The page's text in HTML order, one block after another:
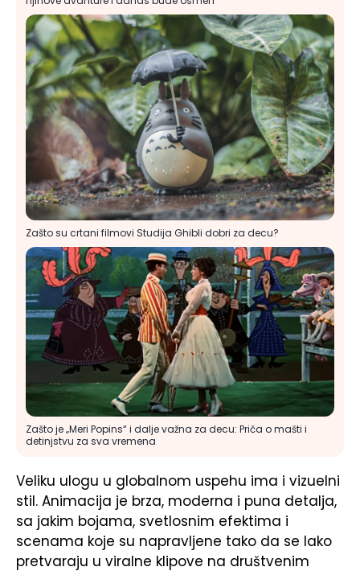
Zašto su crtani filmovi Studija Ghibli dobri za decu?
Zašto je „Meri Popins“ i dalje važna za decu: Priča o mašti i
detinjstvu za sva vremena
Veliku ulogu u globalnom uspehu ima i vizuelni
stil. Animacija je brza, moderna i puna detalja,
sa jakim bojama, svetlosnim efektima i
scenama koje su napravljene tako da se lako
pretvaraju u viralne klipove na društvenim